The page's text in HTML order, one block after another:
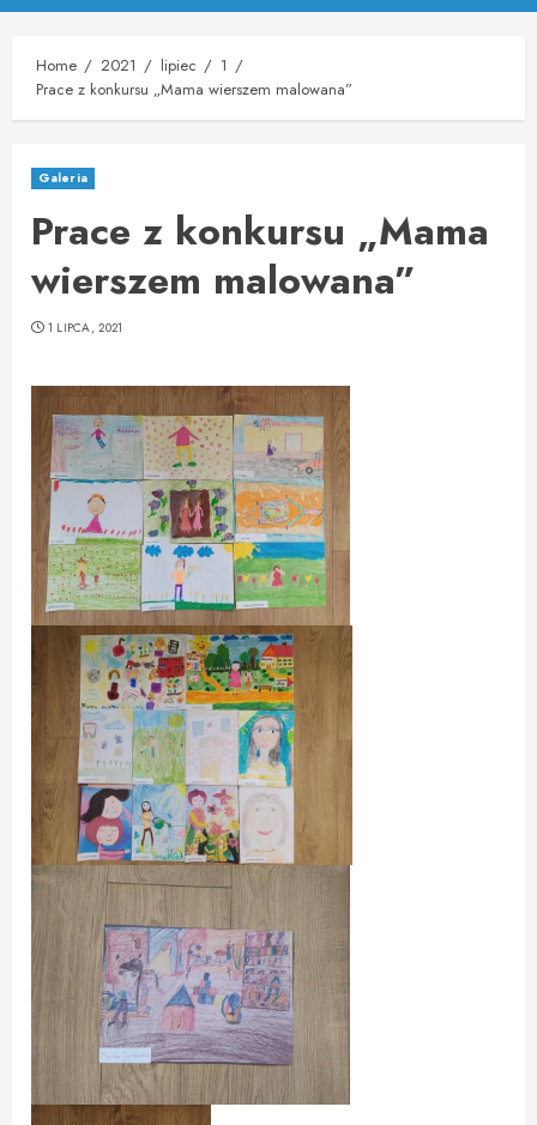
Menu
Home 2021 lipiec
1
Prace z konkursu „Mama wierszem malowana”
Galeria
Prace z konkursu „Mama
wierszem malowana”
1 LIPCA, 2021